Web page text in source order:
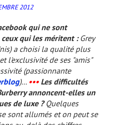
2012
qui ne sont
ceux qui les méritent :Grey
a choisi la qualité plus
l'exclusivité de ses "amis"
(passionnante
)... •••Les difficultés
annoncent-elles un
de luxe ?Quelques
sont allumés et on peut se